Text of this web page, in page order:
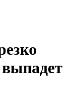
выпадет